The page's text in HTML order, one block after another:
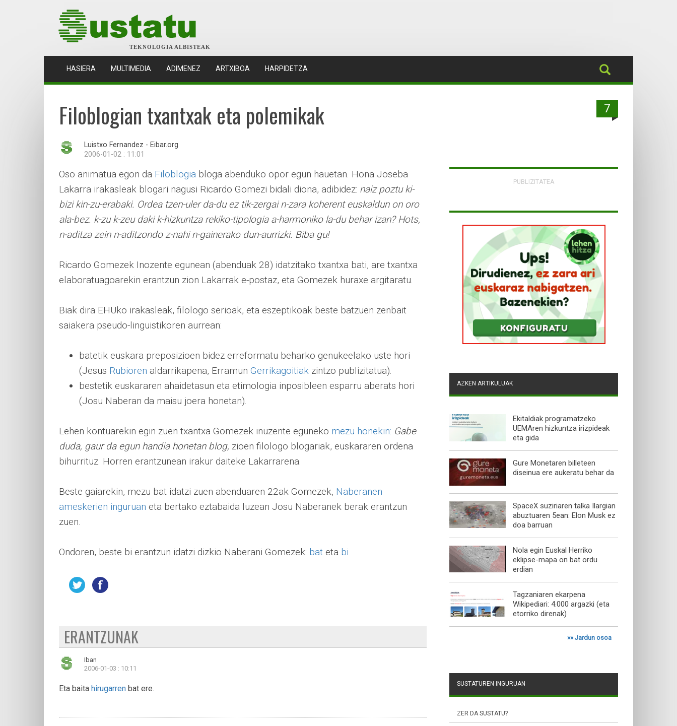
TEKNOLOGIA ALBISTEAK
HASIERA (CURRENT)
MULTIMEDIA ADIMENEZ ARTXIBOA HARPIDETZA
7
Filoblogian txantxak eta polemikak
Luistxo Fernandez - Eibar.org
2006-01-02 : 11:01
Oso animatua egon da Filoblogia bloga abenduko opor egun hauetan. Hona Joseba
Lakarra irakasleak blogari nagusi Ricardo Gomezi bidali diona, adibidez: naiz poztu ki-
bizi kin-zu-erabaki. Ordea tzen-uler da-du ez tik-zergai n-zara koherent euskaldun on oro
ala-bez. k-zu k-zeu daki k-hizkuntza rekiko-tipologia a-harmoniko la-du behar izan? Hots,
n-aditza zein n-aditzondo z-nahi n-gainerako dun-aurrizki. Biba gu!
Ricardo Gomezek Inozente egunean (abenduak 28) idatzitako txantxa bati, are txantxa
elaboratuagoarekin erantzun zion Lakarrak e-postaz, eta Gomezek huraxe argitaratu.
Biak dira EHUko irakasleak, filologo serioak, eta eszeptikoak beste batzuen zenbait
saiakera pseudo-linguistikoren aurrean:
batetik euskara preposizioen bidez erreformatu beharko genukeelako uste hori
(Jesus Rubioren aldarrikapena, Erramun Gerrikagoitiak zintzo publizitatua).
bestetik euskararen ahaidetasun eta etimologia inposibleen esparru aberats hori
(Josu Naberan da maisu joera honetan).
Lehen kontuarekin egin zuen txantxa Gomezek inuzente eguneko mezu honekin: Gabe
duda, gaur da egun handia honetan blog, zioen filologo blogariak, euskararen ordena
bihurrituz. Horren erantzunean irakur daiteke Lakarrarena.
Beste gaiarekin, mezu bat idatzi zuen abenduaren 22ak Gomezek, Naberanen
ameskerien inguruan eta bertako eztabaida luzean Josu Naberanek berak erantzun
zuen.
Ondoren, beste bi erantzun idatzi dizkio Naberani Gomezek: bat eta bi
ERANTZUNAK
Iban
2006-01-03 : 10:11
Eta baita hirugarren bat ere.
PUBLIZITATEA
AZKEN ARTIKULUAK
Ekitaldiak programatzeko
UEMAren hizkuntza irizpideak
eta gida
Gure Monetaren billeteen
diseinua ere aukeratu behar da
SpaceX suziriaren talka Ilargian
abuztuaren 5ean: Elon Musk ez
doa barruan
Nola egin Euskal Herriko
eklipse-mapa on bat ordu
erdian
Tagzaniaren ekarpena
Wikipediari: 4.000 argazki (eta
etorriko direnak)
»»Jardun osoa
SUSTATUREN INGURUAN
ZER DA SUSTATU?